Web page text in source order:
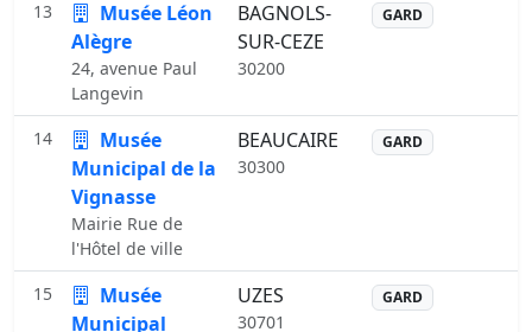
13
Musée Léon
Alègre
24, avenue Paul
Langevin
BAGNOLS-
SUR-CEZE
30200
GARD
14
Musée
Municipal de la
Vignasse
Mairie Rue de
l'Hôtel de ville
BEAUCAIRE
30300
GARD
15
Musée
Municipal
UZES
30701
GARD